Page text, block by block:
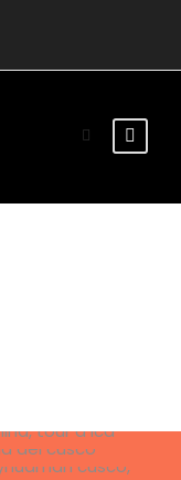
admin
admin
admin